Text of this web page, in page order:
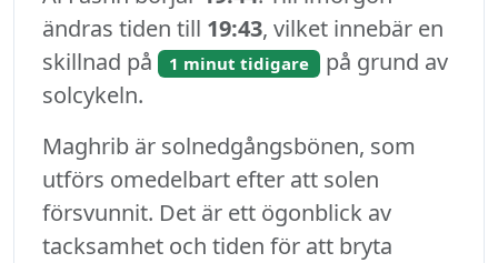
ändras tiden till 19:43, vilket innebär en
skillnad på
1 minut tidigare på grund av
solcykeln.
Maghrib är solnedgångsbönen, som
utförs omedelbart efter att solen
försvunnit. Det är ett ögonblick av
tacksamhet och tiden för att bryta